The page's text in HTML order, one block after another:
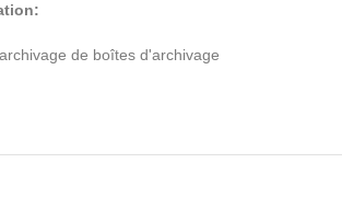
de boîtes d'archivage